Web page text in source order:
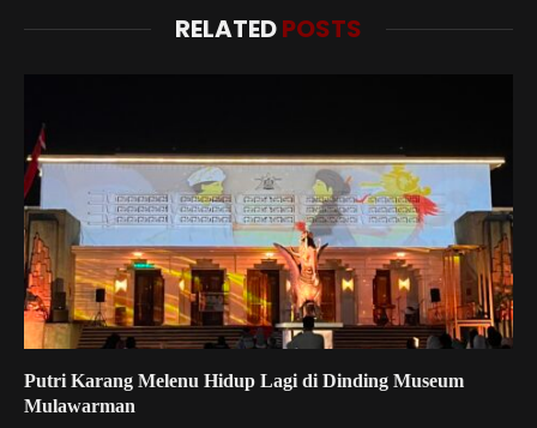
RELATEDPOSTS
Putri Karang Melenu Hidup Lagi di Dinding Museum
Mulawarman